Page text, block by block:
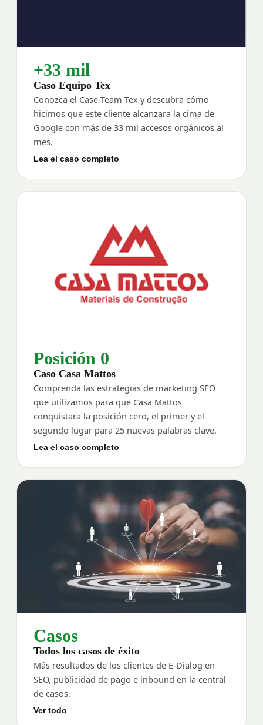
+33 mil
Caso Equipo Tex
Conozca el Case Team Tex y descubra cómo
hicimos que este cliente alcanzara la cima de
Google con más de 33 mil accesos orgánicos al
mes.
Lea el caso completo
Posición 0
Caso Casa Mattos
Comprenda las estrategias de marketing SEO
que utilizamos para que Casa Mattos
conquistara la posición cero, el primer y el
segundo lugar para 25 nuevas palabras clave.
Lea el caso completo
Casos
Todos los casos de éxito
Más resultados de los clientes de E-Dialog en
SEO, publicidad de pago e inbound en la central
de casos.
Ver todo